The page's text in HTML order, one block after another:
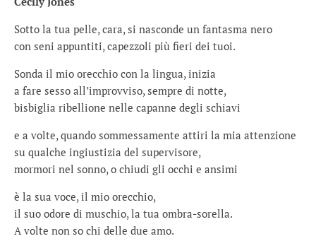
Sotto la tua pelle, cara, si nasconde un fantasma nero
con seni appuntiti, capezzoli più fieri dei tuoi.
Sonda il mio orecchio con la lingua, inizia
a fare sesso all’improvviso, sempre di notte,
bisbiglia ribellione nelle capanne degli schiavi
e a volte, quando sommessamente attiri la mia attenzione
su qualche ingiustizia del supervisore,
mormori nel sonno, o chiudi gli occhi e ansimi
è la sua voce, il mio orecchio,
il suo odore di muschio, la tua ombra-sorella.
A volte non so chi delle due amo.